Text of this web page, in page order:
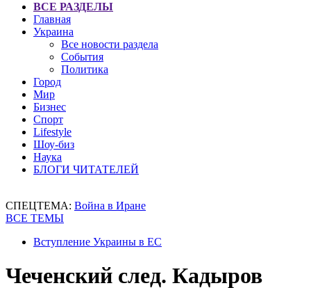
ВСЕ РАЗДЕЛЫ
Главная
Украина
Все новости раздела
События
Политика
Город
Мир
Бизнес
Спорт
Lifestyle
Шоу-биз
Наука
БЛОГИ ЧИТАТЕЛЕЙ
СПЕЦТЕМА: Война в Иране
ВСЕ ТЕМЫ
Вступление Украины в ЕС
Чеченский след. Кадыров